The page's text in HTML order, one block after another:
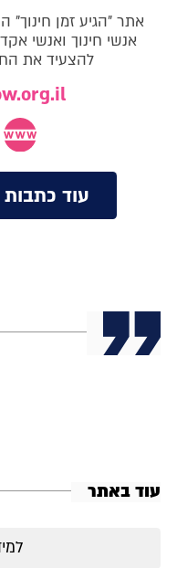
אתר "הגיע זמן חינוך"
אנשי חינוך ואנשי
להצעיד את
עוד כתבות
עוד באתר